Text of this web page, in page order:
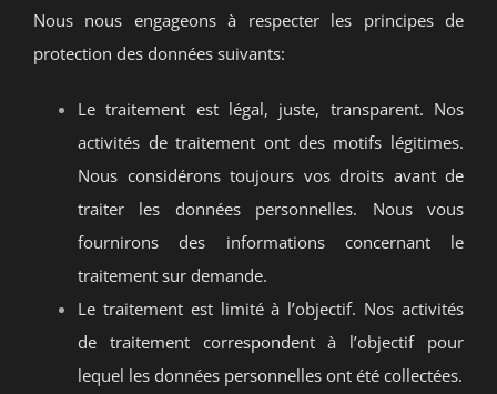
Nous nous engageons à respecter les principes de
protection des données suivants:
Le traitement est légal, juste, transparent. Nos
activités de traitement ont des motifs légitimes.
Nous considérons toujours vos droits avant de
traiter les données personnelles. Nous vous
fournirons des informations concernant le
traitement sur demande.
Le traitement est limité à l’objectif. Nos activités
de traitement correspondent à l’objectif pour
lequel les données personnelles ont été collectées.